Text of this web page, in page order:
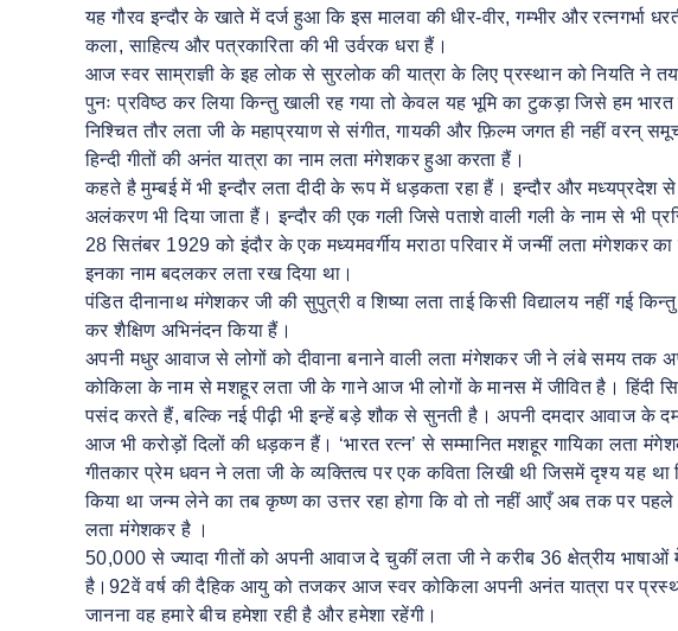
यह गौरव इन्दौर के खाते में दर्ज हुआ कि इस मालवा की धीर-वीर, गम्भीर और रत्नगर्भा
कला, साहित्य और पत्रकारिता की भी उर्वरक धरा हैं।
आज स्वर साम्राज्ञी के इह लोक से सुरलोक की यात्रा के लिए प्रस्थान को नियति ने
पुनः प्रविष्ठ कर लिया किन्तु खाली रह गया तो केवल यह भूमि का टुकड़ा जिसे हम
निश्चित तौर लता जी के महाप्रयाण से संगीत, गायकी और फ़िल्म जगत ही नहीं वरन्
हिन्दी गीतों की अनंत यात्रा का नाम लता मंगेशकर हुआ करता हैं।
कहते है मुम्बई में भी इन्दौर लता दीदी के रूप में धड़कता रहा हैं। इन्दौर और मध्यप्रदेश से
अलंकरण भी दिया जाता हैं। इन्दौर की एक गली जिसे पताशे वाली गली के नाम से भी
28 सितंबर 1929 को इंदौर के एक मध्यमवर्गीय मराठा परिवार में जन्मीं लता मंगेशकर
इनका नाम बदलकर लता रख दिया था।
पंडित दीनानाथ मंगेशकर जी की सुपुत्री व शिष्या लता ताई किसी विद्यालय नहीं गई
कर शैक्षिण अभिनंदन किया हैं।
अपनी मधुर आवाज से लोगों को दीवाना बनाने वाली लता मंगेशकर जी ने लंबे समय तक
कोकिला के नाम से मशहूर लता जी के गाने आज भी लोगों के मानस में जीवित है। हिंदी
पसंद करते हैं, बल्कि नई पीढ़ी भी इन्हें बड़े शौक से सुनती है। अपनी दमदार आवाज के
आज भी करोड़ों दिलों की धड़कन हैं। ‘भारत रत्न’ से सम्मानित मशहूर गायिका लता
गीतकार प्रेम धवन ने लता जी के व्यक्तित्व पर एक कविता लिखी थी जिसमें दृश्य यह था
किया था जन्म लेने का तब कृष्ण का उत्तर रहा होगा कि वो तो नहीं आएँ अब तक पर
लता मंगेशकर है ।
50,000 से ज्यादा गीतों को अपनी आवाज दे चुकीं लता जी ने करीब 36 क्षेत्रीय भाषाओं
है।92वें वर्ष की दैहिक आयु को तजकर आज स्वर कोकिला अपनी अनंत यात्रा पर
जानना वह हमारे बीच हमेशा रही है और हमेशा रहेंगी।